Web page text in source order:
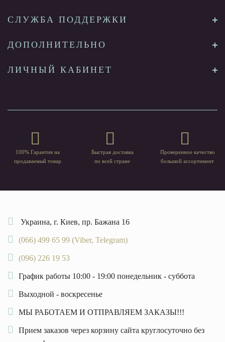
СЛУЖБА ПОДДЕРЖКИ
ДОПОЛНИТЕЛЬНО
ЛИЧНЫЙ КАБИНЕТ
100% Гарантия на
продаваемый товар
Быстрая доставка
по всей стране
Проверенное качество
большой ассортимент
Украина, г. Киев, пр. Бажана 16
(066) 499 65 99 (Viber, Telegram)
(096) 226 19 53
График работы 10:00 - 19:00 понедельник - суббота
Выходной - воскресенье
МЫ РАБОТАЕМ И ОТПРАВЛЯЕМ ЗАКАЗЫ!!!
Прием заказов через корзину сайта круглосуточно без